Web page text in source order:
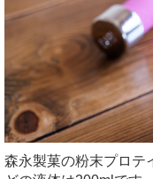
森永製菓の粉末プロテ